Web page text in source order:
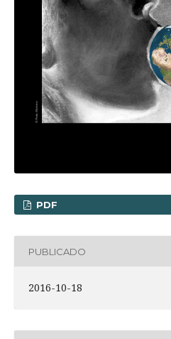
PDF
PUBLICADO
2016-10-18